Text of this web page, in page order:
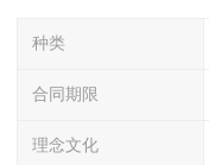
种类
合同期限
理念文化